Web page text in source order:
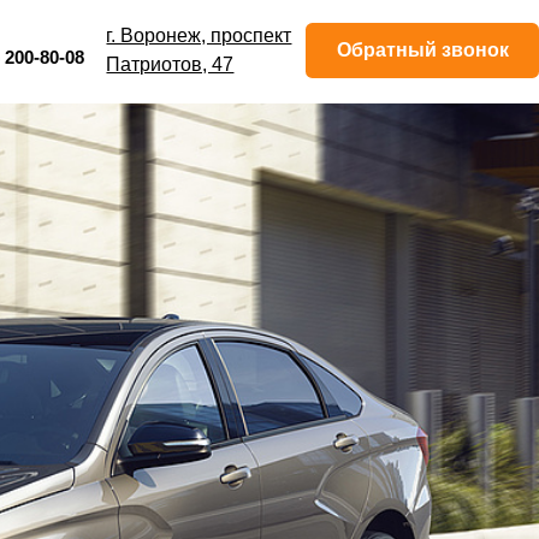
Обратный звонок
Воронеж, проспект
47
Обратный звонок
47